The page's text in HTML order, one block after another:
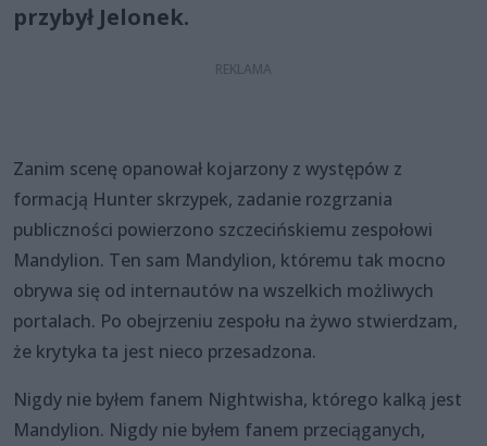
przybył Jelonek.
Zanim scenę opanował kojarzony z występów z
formacją Hunter skrzypek, zadanie rozgrzania
publiczności powierzono szczecińskiemu zespołowi
Mandylion. Ten sam Mandylion, któremu tak mocno
obrywa się od internautów na wszelkich możliwych
portalach. Po obejrzeniu zespołu na żywo stwierdzam,
że krytyka ta jest nieco przesadzona.
Nigdy nie byłem fanem Nightwisha, którego kalką jest
Mandylion. Nigdy nie byłem fanem przeciąganych,